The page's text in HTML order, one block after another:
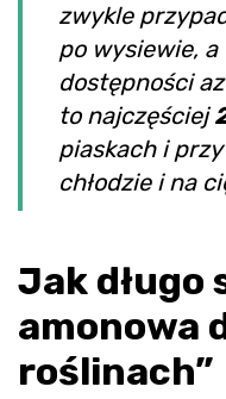
zwykle
po wysiewie, a
dostępności
to najczęściej
piaskach i
chłodzie i na
Jak długo
amonowa
roślinach”